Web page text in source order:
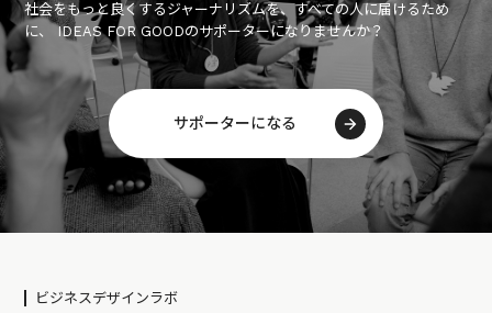
社会をもっと良くするジャーナリズムを、すべての人に届けるため
に、 IDEAS FOR GOODのサポーターになりませんか？
サポーターになる
ビジネスデザインラボ